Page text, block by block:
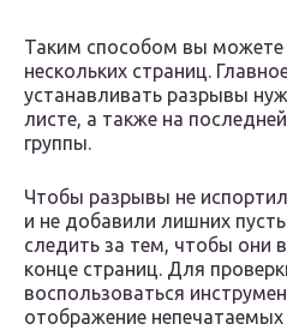
Таким способом вы можете
нескольких страниц.
устанавливать разрывы
листе, а также на
группы.
Чтобы разрывы не
и не добавили лишних
следить за тем, чтобы они
конце страниц. Для
воспользоваться
отображение непечатаемых